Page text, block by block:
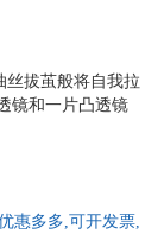
丝拔茧般将自我拉
镜和一片凸透镜
/戏剧的体裁之
这些故事或荒
惠多多,可开发票,